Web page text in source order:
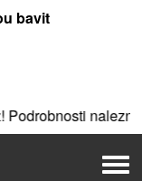
bavit
. |